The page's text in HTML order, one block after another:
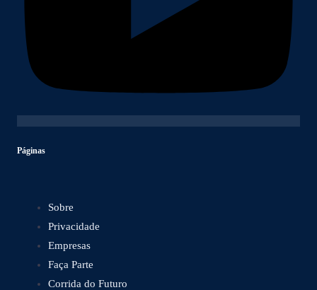
Páginas
Sobre
Privacidade
Empresas
Faça Parte
Corrida do Futuro